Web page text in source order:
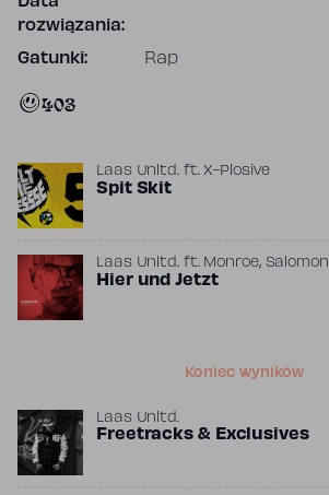
rozwiązania:
Gatunki: Rap
403
Laas Unltd.ft.X-Plosive
Spit Skit
Laas Unltd.ft. Monroe, Salomon
Hier und Jetzt
Koniec wyników
Laas Unltd.
Freetracks & Exclusives